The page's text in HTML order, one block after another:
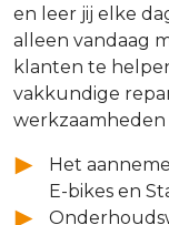
en leer jij elke
alleen vandaag
klanten te
vakkundige
Het
E-bikes en